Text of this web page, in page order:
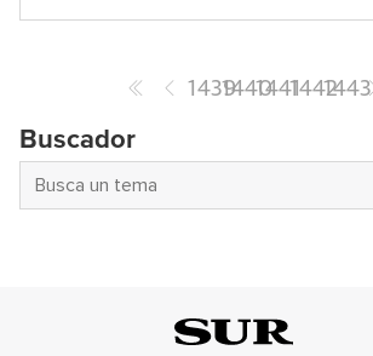
14391440144114421443
Buscador